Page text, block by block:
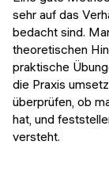
sehr auf das
bedacht sind.
theoretischen
praktische
die Praxis
überprüfen, ob
hat, und
versteht.